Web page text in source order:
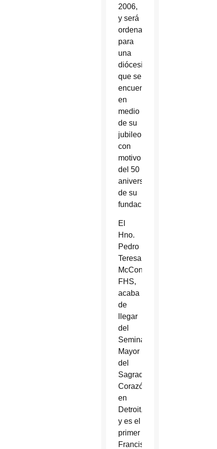
2006,
y será
ordenado
para
una
diócesis
que se
encuentra
en
medio
de su
jubileo
con
motivo
del 50
aniversario
de su
fundación.
El
Hno.
Pedro
Teresa
McConnell,
FHS,
acaba
de
llegar
del
Seminario
Mayor
del
Sagrado
Corazón
en
Detroit,
y es el
primer Fraile
Franciscano